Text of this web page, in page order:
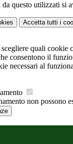
questo utilizzati si
Accetta tutti i
quali cookie
consentono il
necessari al
non possono